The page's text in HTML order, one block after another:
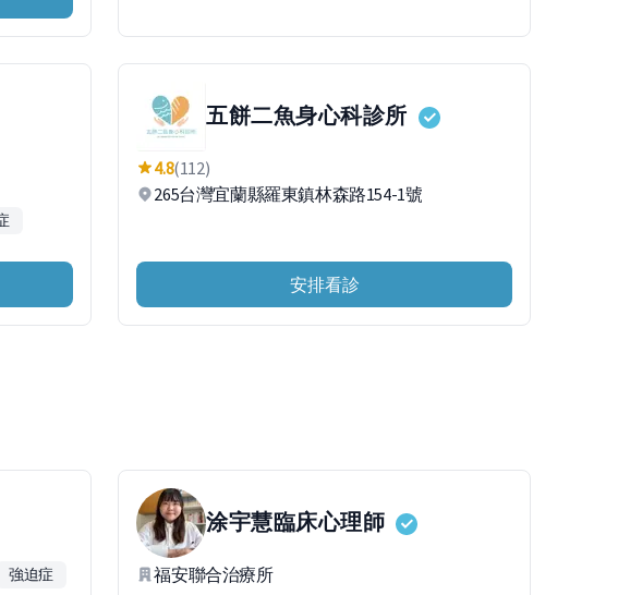
五餅二魚身心科診所
4.8(112)
265台灣宜蘭縣羅東鎮林森路154-1號
安排看診
強迫症
涂宇慧臨床心理師
福安聯合治療所